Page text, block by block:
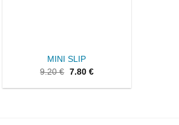
MINI SLIP
9.20€ 7.80 €